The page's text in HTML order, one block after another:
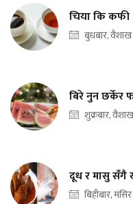
चिया कि कफी
बुधबार,
बिरे नुन छर्केर
शुक्रबार,
दूध र मासु सँगै
बिहीबार,